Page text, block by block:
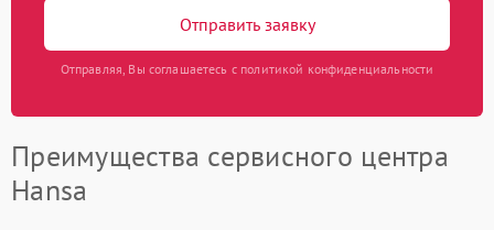
Отправить заявку
Отправляя, Вы соглашаетесь с политикой конфиденциальности
Преимущества сервисного центра
Hansa